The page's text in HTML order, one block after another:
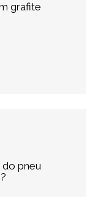
grafite
do pneu